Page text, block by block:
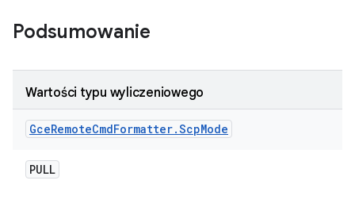
Podsumowanie
Wartości typu wyliczeniowego
GceRemoteCmdFormatter.ScpMode
PULL